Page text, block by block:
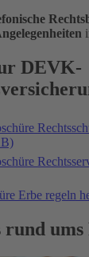
DEVK-
Erbe regeln
rund ums